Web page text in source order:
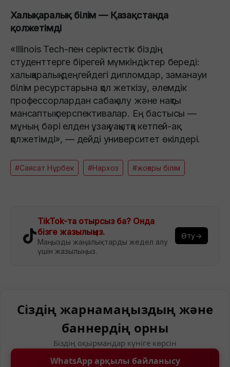
Халықаралық білім — Қазақстанда
қолжетімді
«Illinois Tech-пен серіктестік біздің
студенттерге бірегей мүмкіндіктер береді:
халықаралық деңгейдегі дипломдар, заманауи
білім ресурстарына қол жеткізу, әлемдік
профессорлардан сабақ алу және нақты
мансаптық перспективалар. Ең бастысы —
мұның бәрі елден ұзақ уақытқа кетпей-ақ
қолжетімді», — дейді университет өкілдері.
#Саясат Нұрбек #Нархоз #жоғары білім
TikTok-та отырсыз ба? Онда
бізге жазылыңыз.
Маңызды жаңалықтарды жедел алу
үшін жазылыңыз.
Өту→
Сіздің жарнамаңыздың және
баннердің орны
Біздің оқырмандар күніге көрсін
WhatsApp арқылы байланысу